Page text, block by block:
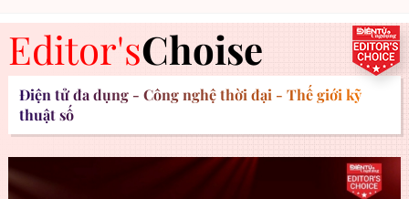
Editor'sChoise
Điện tử đa dụng - Công nghệ thời đại - Thế giới kỹ
thuật số